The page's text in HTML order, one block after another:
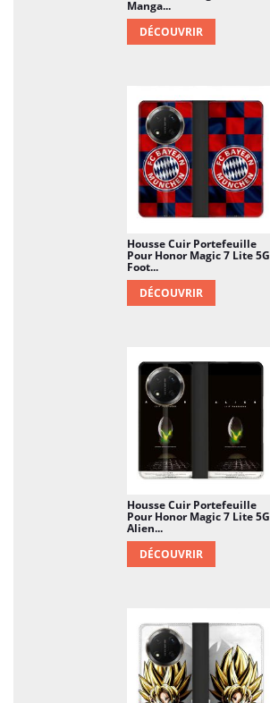
Manga...
DÉCOUVRIR
Housse Cuir Portefeuille
Pour Honor Magic 7 Lite 5G
Foot...
DÉCOUVRIR
Housse Cuir Portefeuille
Pour Honor Magic 7 Lite 5G
Alien...
DÉCOUVRIR